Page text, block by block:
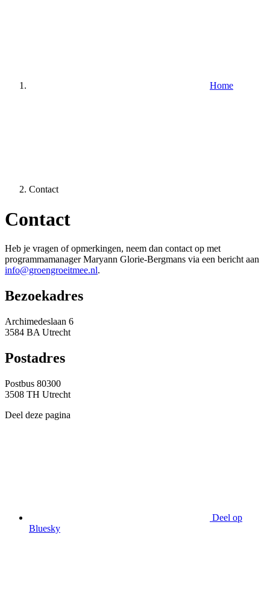
Home
Contact
Contact
Heb je vragen of opmerkingen, neem dan contact op met
programmamanager Maryann Glorie-Bergmans via een bericht aan
info@groengroeitmee.nl.
Bezoekadres
Archimedeslaan 6
3584 BA Utrecht
Postadres
Postbus 80300
3508 TH Utrecht
Deel deze pagina
Deel op
Bluesky